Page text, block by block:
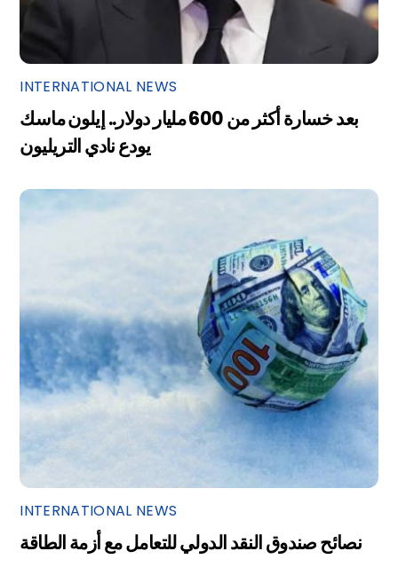
INTERNATIONAL NEWS
بعد خسارة أكثر من 600 مليار دولار.. إيلون ماسك
يودع نادي التريليون
INTERNATIONAL NEWS
نصائح صندوق النقد الدولي للتعامل مع أزمة الطاقة